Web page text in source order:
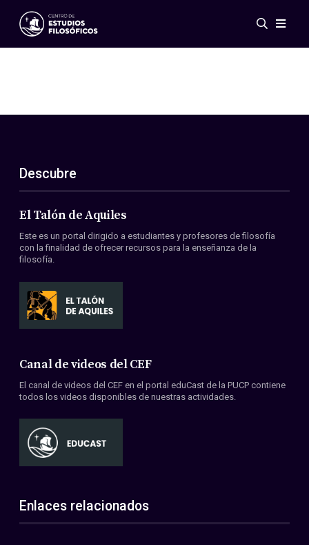
Eventos
ES
EN
Acerca de nosotros
Miembros
Convenios
Descubre
El Talón de Aquiles
Este es un portal dirigido a estudiantes y profesores de filosofía
con la finalidad de ofrecer recursos para la enseñanza de la
filosofía.
Canal de videos del CEF
El canal de videos del CEF en el portal eduCast de la PUCP contiene
todos los videos disponibles de nuestras actividades.
Enlaces relacionados